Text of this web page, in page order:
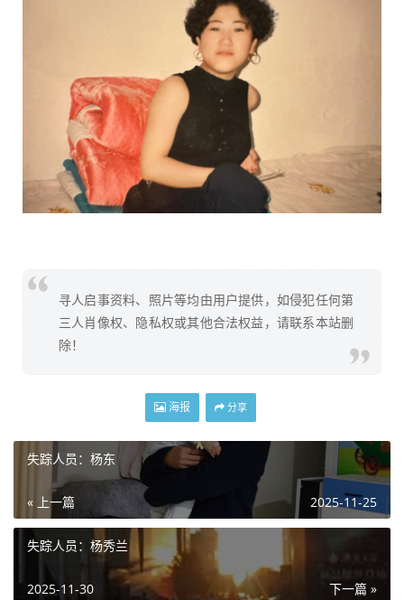
寻人启事资料、照片等均由用户提供，如侵犯任何第
三人肖像权、隐私权或其他合法权益，请联系本站删
除！
海报 分享
失踪人员：杨东
« 上一篇 2025-11-25
失踪人员：杨秀兰
下一篇 »
2025-11-30